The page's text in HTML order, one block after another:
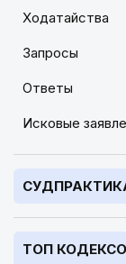
Ходатайства
Запросы
Ответы
Исковые
ТОП